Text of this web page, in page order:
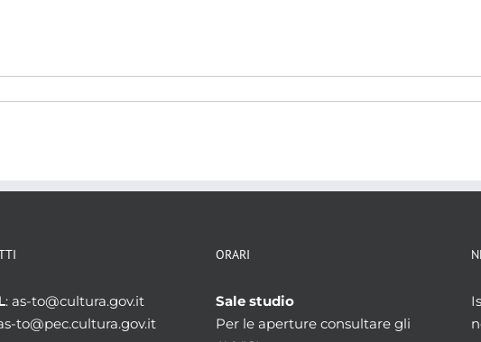
: as-to@cultura.gov.it
to@pec.cultura.gov.it
ORARI
Sale studio
Per le aperture consultare gli